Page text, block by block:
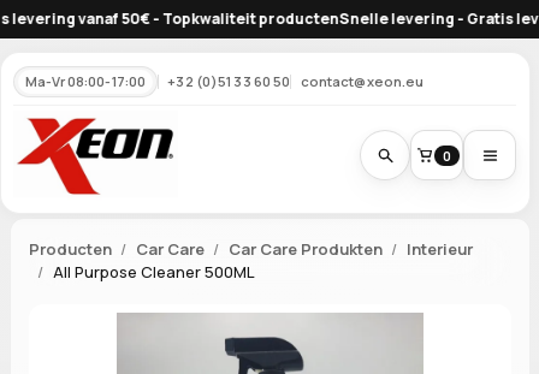
vanaf 50€ - Topkwaliteit productenSnelle levering - Gratis
Ma-Vr 08:00-17:00 +32 (0)51 33 60 50 contact@xeon.eu
0
Producten Car Care Car Care Produkten
Interieur
All Purpose Cleaner 500ML